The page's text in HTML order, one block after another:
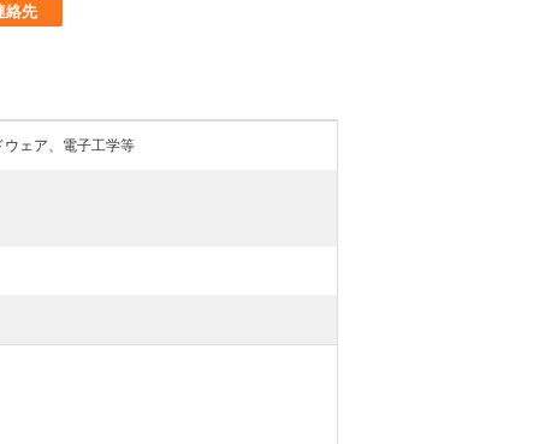
絡先
ェア、電子工学等